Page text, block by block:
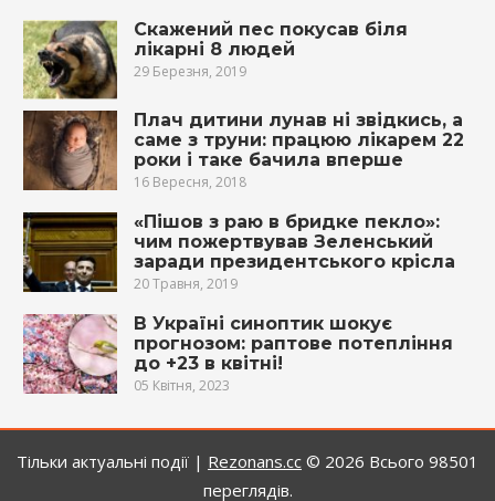
Скажений пес покусав біля
лікарні 8 людей
29 Березня, 2019
Плач дитини лунав ні звідкись, а
саме з трyни: працюю лікарем 22
роки і таке бачила вперше
16 Вересня, 2018
«Пішов з раю в бридке пекло»:
чим пожертвував Зеленський
заради президентського крісла
20 Травня, 2019
В Україні синоптик шокує
прогнозом: раптове потепління
до +23 в квітні!
05 Квітня, 2023
Тільки актуальні події | Rezonans.сс © 2026 Всього 98501
переглядів.